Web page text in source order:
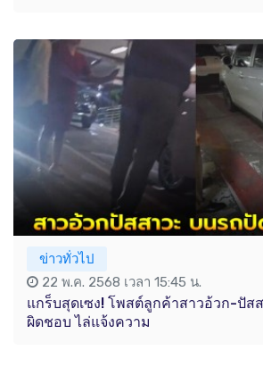
ข่าวทั่วไป
22 พ.ค. 2568 เวลา 15:45 น.
แกร็บสุดเซง! โพสต์ลูกค้าสาวอ้วก-ปัส
ผิดชอบ ไล่แจ้งความ